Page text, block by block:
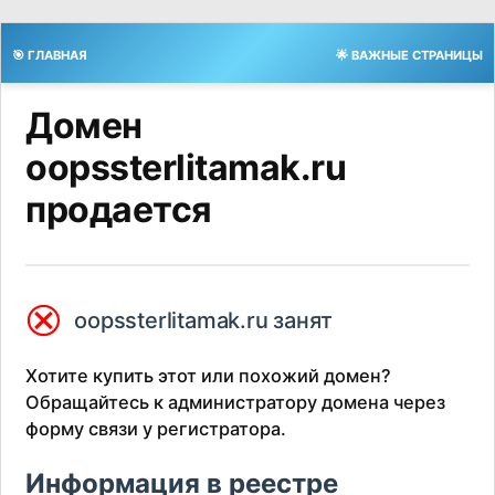
🎯 ГЛАВНАЯ 🌟 ВАЖНЫЕ СТРАНИЦЫ
Домен
oopssterlitamak.ru
продается
⮿ oopssterlitamak.ru занят
Хотите купить этот или похожий домен?
Обращайтесь к администратору домена через
форму связи у регистратора.
Информация в реестре